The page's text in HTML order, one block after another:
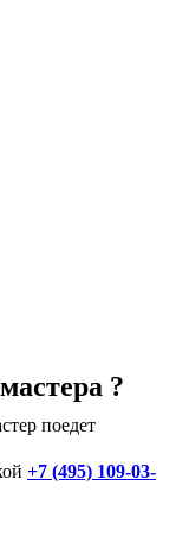
?
поедет
+7 (495) 109-03-